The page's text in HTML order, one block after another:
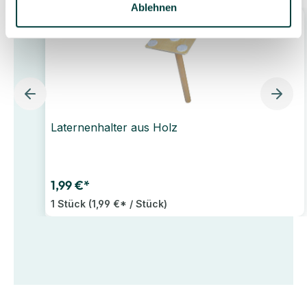
Ablehnen
Laternenhalter aus Holz
1,99 €*
1 Stück (1,99 €* / Stück)